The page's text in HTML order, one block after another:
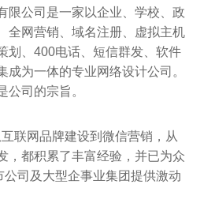
限公司是一家以企业、学校、政
全网营销、域名注册、虚拟主机
划、400电话、短信群发、软件
成为一体的专业网络设计公司。
公司的宗旨。
联网品牌建设到微信营销，从
，都积累了丰富经验，并已为众
司及大型企事业集团提供激动